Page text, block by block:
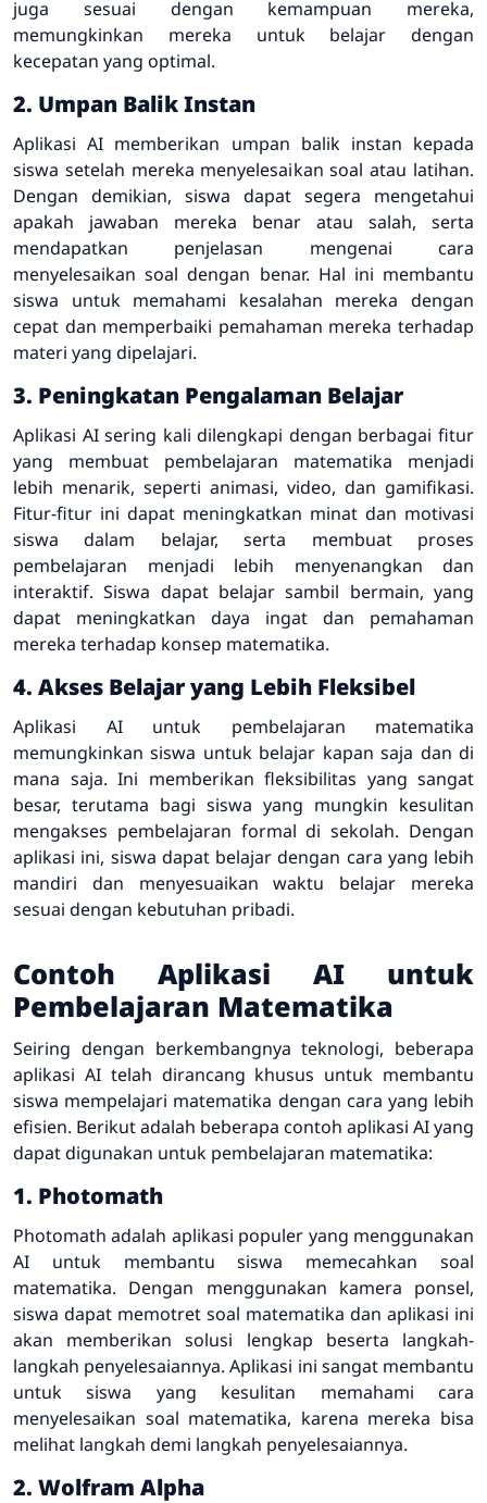
juga sesuai dengan kemampuan mereka,
memungkinkan mereka untuk belajar dengan
kecepatan yang optimal.
2. Umpan Balik Instan
Aplikasi AI memberikan umpan balik instan kepada
siswa setelah mereka menyelesaikan soal atau latihan.
Dengan demikian, siswa dapat segera mengetahui
apakah jawaban mereka benar atau salah, serta
mendapatkan penjelasan mengenai cara
menyelesaikan soal dengan benar. Hal ini membantu
siswa untuk memahami kesalahan mereka dengan
cepat dan memperbaiki pemahaman mereka terhadap
materi yang dipelajari.
3. Peningkatan Pengalaman Belajar
Aplikasi AI sering kali dilengkapi dengan berbagai fitur
yang membuat pembelajaran matematika menjadi
lebih menarik, seperti animasi, video, dan gamifikasi.
Fitur-fitur ini dapat meningkatkan minat dan motivasi
siswa dalam belajar, serta membuat proses
pembelajaran menjadi lebih menyenangkan dan
interaktif. Siswa dapat belajar sambil bermain, yang
dapat meningkatkan daya ingat dan pemahaman
mereka terhadap konsep matematika.
4. Akses Belajar yang Lebih Fleksibel
Aplikasi AI untuk pembelajaran matematika
memungkinkan siswa untuk belajar kapan saja dan di
mana saja. Ini memberikan fleksibilitas yang sangat
besar, terutama bagi siswa yang mungkin kesulitan
mengakses pembelajaran formal di sekolah. Dengan
aplikasi ini, siswa dapat belajar dengan cara yang lebih
mandiri dan menyesuaikan waktu belajar mereka
sesuai dengan kebutuhan pribadi.
Contoh Aplikasi AI untuk
Pembelajaran Matematika
Seiring dengan berkembangnya teknologi, beberapa
aplikasi AI telah dirancang khusus untuk membantu
siswa mempelajari matematika dengan cara yang lebih
efisien. Berikut adalah beberapa contoh aplikasi AI yang
dapat digunakan untuk pembelajaran matematika:
1. Photomath
Photomath adalah aplikasi populer yang menggunakan
AI untuk membantu siswa memecahkan soal
matematika. Dengan menggunakan kamera ponsel,
siswa dapat memotret soal matematika dan aplikasi ini
akan memberikan solusi lengkap beserta langkah-
langkah penyelesaiannya. Aplikasi ini sangat membantu
untuk siswa yang kesulitan memahami cara
menyelesaikan soal matematika, karena mereka bisa
melihat langkah demi langkah penyelesaiannya.
2. Wolfram Alpha